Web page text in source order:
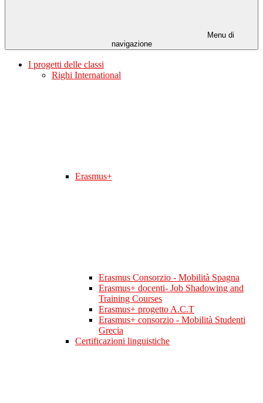
Menu di
navigazione
I progetti delle classi
Righi International
Erasmus+
Erasmus Consorzio - Mobilità Spagna
Erasmus+ docenti- Job Shadowing and
Training Courses
Erasmus+ progetto A.C.T
Erasmus+ consorzio - Mobilità Studenti
Grecia
Certificazioni linguistiche